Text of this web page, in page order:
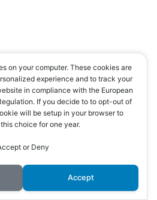
on your computer. These cookies are
experience and to track your
in compliance with the European
If you decide to to opt-out of
will be setup in your browser to
choice for one year.
or Deny
Accept